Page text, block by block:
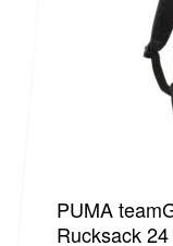
PUMA
Rucksack